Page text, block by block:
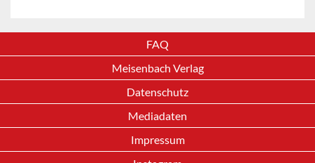
FAQ
Meisenbach Verlag
Datenschutz
Mediadaten
Impressum